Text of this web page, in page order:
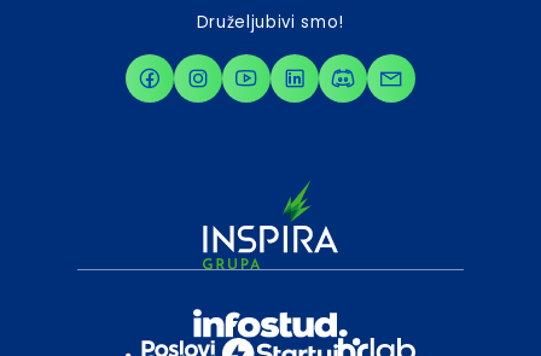
Druželjubivi smo!